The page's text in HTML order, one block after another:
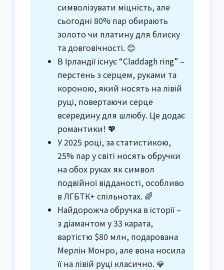
символізувати міцність, але
сьогодні 80% пар обирають
золото чи платину для блиску
та довговічності. 😊
В Ірландії існує “Claddagh ring” –
перстень з серцем, руками та
короною, який носять на лівій
руці, повертаючи серце
всередину для шлюбу. Це додає
романтики! 💖
У 2025 році, за статистикою,
25% пар у світі носять обручки
на обох руках як символ
подвійної відданості, особливо
в ЛГБТК+ спільнотах. 🌈
Найдорожча обручка в історії –
з діамантом у 33 карата,
вартістю $80 млн, подарована
Мерлін Монро, але вона носила
її на лівій руці класично. 💎